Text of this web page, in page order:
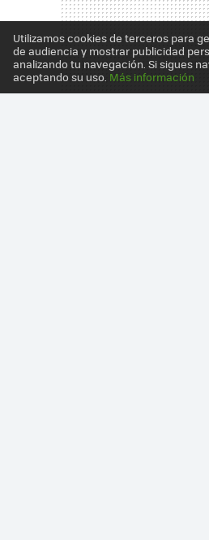
Utilizamos cookies de terceros para
de audiencia y mostrar publicidad
analizando tu navegación. Si sigues
aceptando su uso. Más información